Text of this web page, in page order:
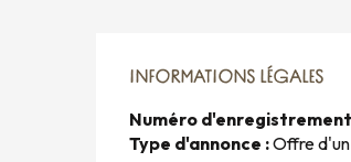
INFORMATIONS LÉGALES
INFORMATIONS LÉGALES
Numéro
Type d'annonce :Offre